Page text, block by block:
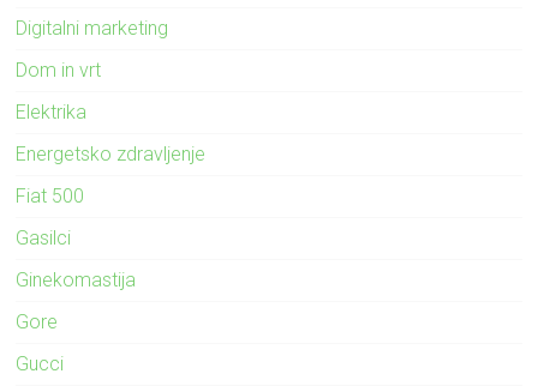
Digitalni marketing
Dom in vrt
Elektrika
Energetsko zdravljenje
Fiat 500
Gasilci
Ginekomastija
Gore
Gucci